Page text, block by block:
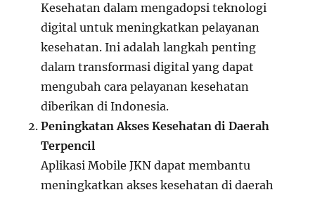
Kesehatan dalam mengadopsi teknologi
digital untuk meningkatkan pelayanan
kesehatan. Ini adalah langkah penting
dalam transformasi digital yang dapat
mengubah cara pelayanan kesehatan
diberikan di Indonesia.
Peningkatan Akses Kesehatan di Daerah
Terpencil
Aplikasi Mobile JKN dapat membantu
meningkatkan akses kesehatan di daerah